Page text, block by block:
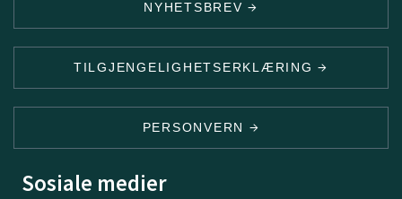
NYHETSBREV
TILGJENGELIGHETSERKLÆRING
PERSONVERN
Sosiale medier